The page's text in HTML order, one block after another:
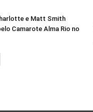
e Matt Smith
Camarote Alma Rio no